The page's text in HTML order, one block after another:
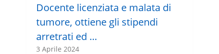
Docente licenziata e malata di
tumore, ottiene gli stipendi
arretrati ed …
3 Aprile 2024